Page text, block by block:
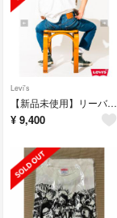
Levi's
【新品未使用】リーバイス501 ORIGINAL
¥ 9,400